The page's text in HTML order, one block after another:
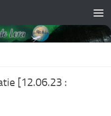
[12.06.23 :